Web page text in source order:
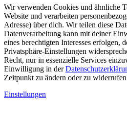
Wir verwenden Cookies und ähnliche
Website und verarbeiten
Adresse) über dich. Wir teilen diese
Datenverarbeitung kann mit deiner
eines berechtigten Interesses erfolgen,
Privatsphäre-Einstellungen
Recht, nur in essenzielle Services
Einwilligung in der
Zeitpunkt zu ändern oder zu
Einstellungen